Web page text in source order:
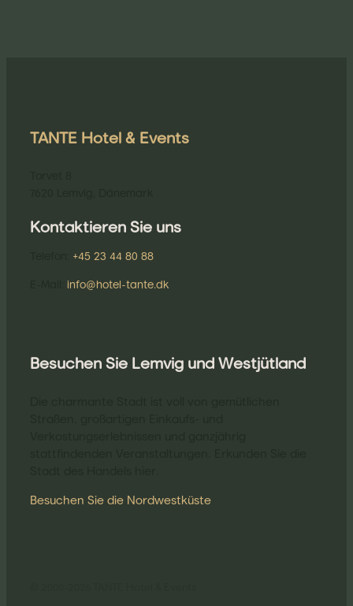
TANTE Hotel & Events
Kontaktieren Sie uns
+45 23 44 80 88
info@hotel-tante.dk
Besuchen Sie Lemvig und Westjütland
Besuchen Sie die Nordwestküste